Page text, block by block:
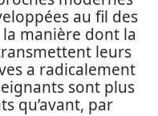
au fil des
la manière dont la
leurs
a radicalement
sont plus
qu’avant, par